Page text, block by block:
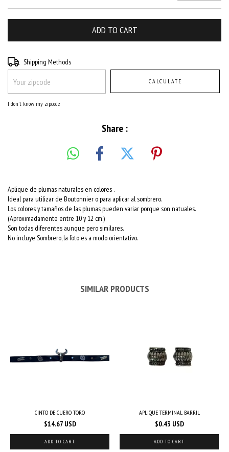
Shipping for zipcode:
Shipping Methods
CALCULATE
I don't know my zipcode
Share :
Aplique de plumas naturales en colores .
Ideal para utilizar de Boutonnier o para aplicar al sombrero.
Los colores y tamaños de las plumas pueden variar porque son natuales.
(Aproximadamente entre 10 y 12 cm.)
Son todas diferentes aunque pero similares.
No incluye Sombrero, la foto es a modo orientativo.
SIMILAR PRODUCTS
CINTO DE CUERO TORO
$14.67 USD
ADD TO CART
APLIQUE TERMINAL BARRIL
$0.43 USD
ADD TO CART